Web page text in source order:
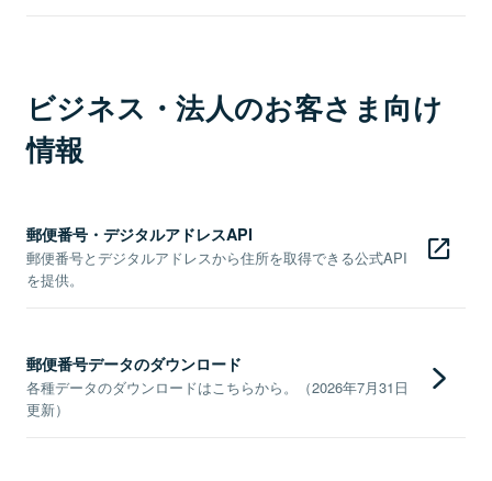
ビジネス・法人のお客さま向け
情報
郵便番号・デジタルアドレスAPI
郵便番号とデジタルアドレスから住所を取得できる公式API
を提供。
郵便番号データのダウンロード
各種データのダウンロードはこちらから。（2026年7月31日
更新）